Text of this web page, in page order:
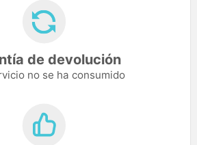
de devolución
no se ha consumido